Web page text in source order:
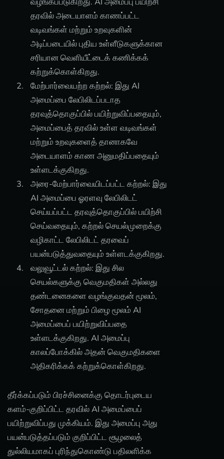
தரவில் அடையாளம் காணப்பட்ட
வடிவங்கள் மற்றும் உறவுகளின்
அடிப்படையில் புதிய உள்ளீடுகளுக்கான
சரியான வெளியீட்டைக் கணிக்கக்
கற்றுக்கொள்கிறது.
மேற்பார்வையற்ற கற்றல்: இது AI
அமைப்பை லேபிலிடப்படாத
தரவுத்தொகுப்பில் பயிற்றுவிப்பதையும்,
அமைப்பைத் தரவில் உள்ள வடிவங்கள்
மற்றும் உறவுகளைத் தானாகவே
அடையாளம் காண அனுமதிப்பதையும்
உள்ளடக்குகிறது.
அரை-மேற்பார்வையிடப்பட்ட கற்றல்: இது
AI அமைப்பை ஓரளவு லேபிலிடட்
செய்யப்பட்ட தரவுத்தொகுப்பில் பயிற்சி
செய்வதையும், கற்றல் செயல்முறைக்கு
வழிகாட்ட லேபிலிடட் தரவைப்
பயன்படுத்துவதையும் உள்ளடக்குகிறது.
வலுவூட்டல் கற்றல்: இது சில
செயல்களுக்கு வெகுமதிகள் அல்லது
தண்டனைகளை வழங்குவதன் மூலம்,
சோதனை மற்றும் பிழை மூலம் AI
அமைப்பைப் பயிற்றுவிப்பதை
உள்ளடக்குகிறது. AI அமைப்பு
காலப்போக்கில் அதன் வெகுமதிகளை
அதிகரிக்கக் கற்றுக்கொள்கிறது.
தீர்க்கப்படும் பிரச்சினைக்கு தொடர்புடைய
களம்-குறிப்பிட்ட தரவில் AI அமைப்பைப்
பயிற்றுவிப்பது முக்கியம். இது அமைப்பு அது
பயன்படுத்தப்படும் குறிப்பிட்ட சூழலைத்
துல்லியமாகப் புரிந்துகொண்டு பதிலளிக்க